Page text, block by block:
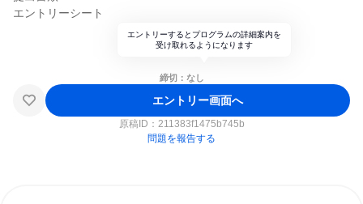
エントリーシート
エントリーするとプログラムの詳細案内を
受け取れるようになります
締切：なし
エントリー画面へ
原稿ID： 211383f1475b745b
問題を報告する